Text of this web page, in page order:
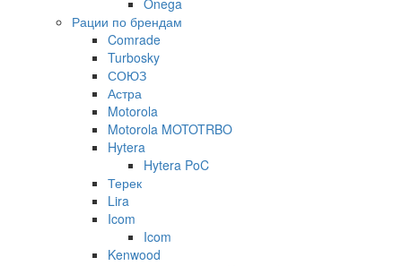
Рации по брендам
Comrade
Turbosky
СОЮЗ
Астра
Motorola
Motorola MOTOTRBO
Hytera
Hytera PoC
Терек
Lira
Icom
Icom
Kenwood